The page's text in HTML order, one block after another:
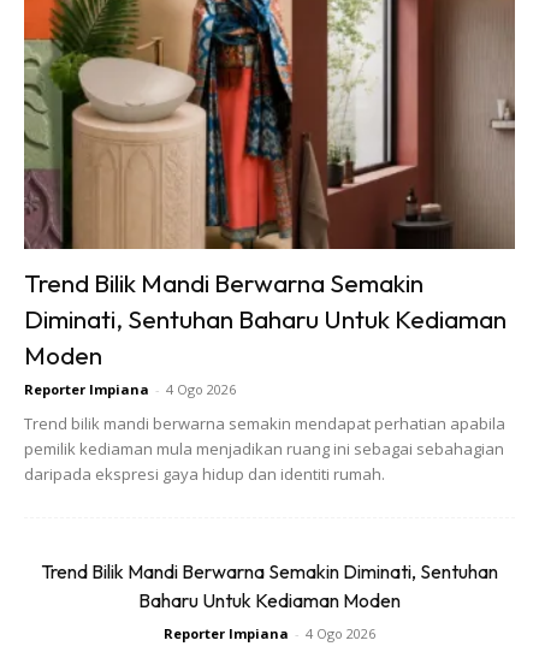
masih membenarkan cahaya semula jadi masuk dari
bawah.
Ads
Ia tersedia dalam pelbagai bahan dan gaya. Jadi, anda
boleh memilih yang paling sesuai dengan keperluan dan
Penyelesaian kreatif lain ialah menggunakan batang
penegang dan fabrik ringan seperti selendang atau panel
langsir untuk mencipta kelambu sementara.
Trend Bilik Mandi Berwarna Semakin
Diminati, Sentuhan Baharu Untuk Kediaman
Moden
Reporter Impiana - 4 Ogo 2026
Trend bilik mandi berwarna semakin mendapat perhatian apabila
pemilik kediaman mula menjadikan ruang ini sebagai sebahagian
daripada ekspresi gaya hidup dan identiti rumah.
Trend Bilik Mandi Berwarna Semakin Diminati, Sentuhan
Baharu Untuk Kediaman Moden
Reporter Impiana - 4 Ogo 2026